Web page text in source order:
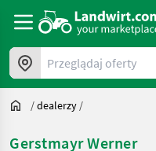
Przeglądaj oferty
/dealerzy /
Gerstmayr Werner